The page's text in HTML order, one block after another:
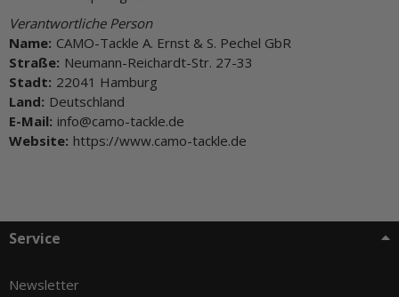
Verantwortliche Person
Name: CAMO-Tackle A. Ernst & S. Pechel GbR
Straße: Neumann-Reichardt-Str. 27-33
Stadt: 22041 Hamburg
Land: Deutschland
E-Mail: info@camo-tackle.de
Website: https://www.camo-tackle.de
Service
Newsletter